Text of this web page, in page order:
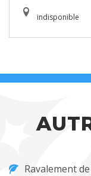
indisponible
Ravalement